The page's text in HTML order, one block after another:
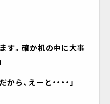
す。確か机の中に大事
ら、えーと・・・・」